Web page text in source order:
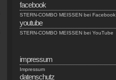
facebook
STERN-COMBO MEISSEN bei Facebook
youtube
STERN-COMBO MEISSEN bei YouTube
impressum
Impressum
datenschutz